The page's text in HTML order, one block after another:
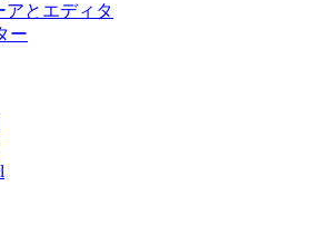
アとエディタ
ー